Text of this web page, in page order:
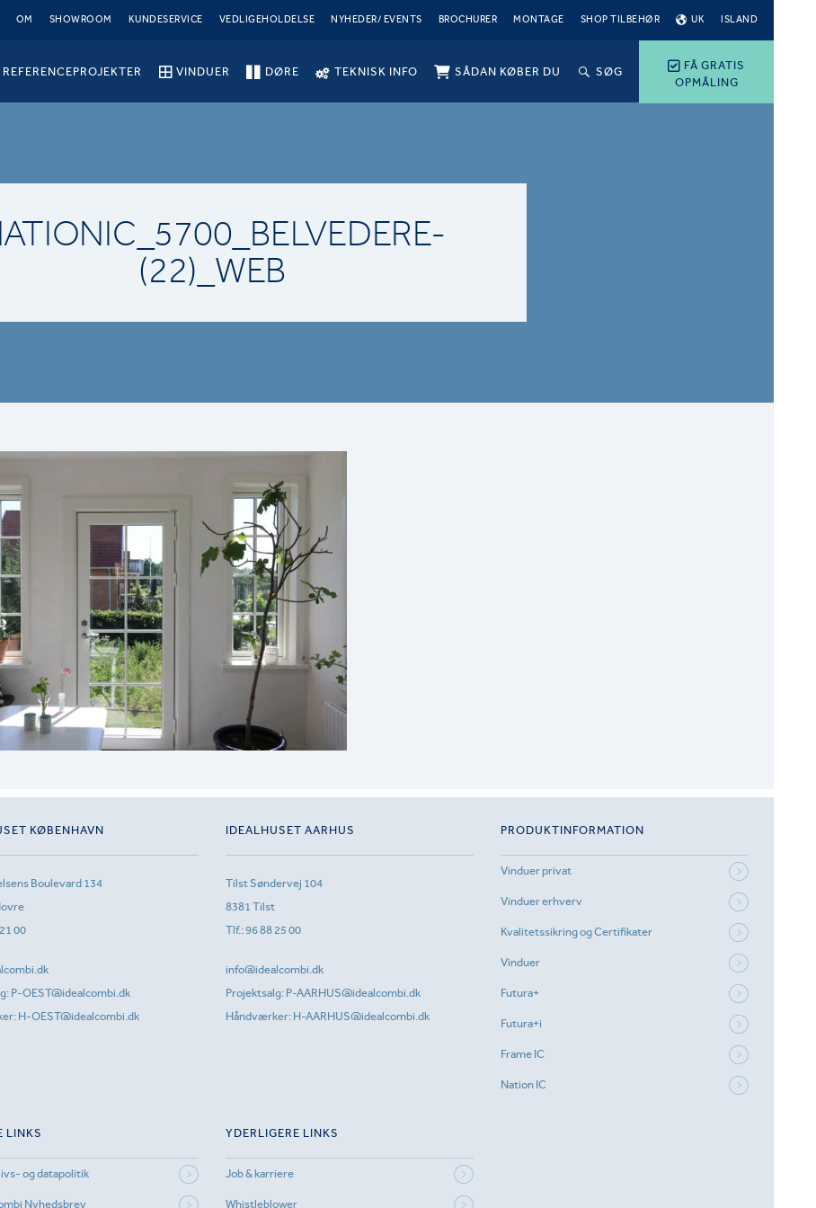
OM SHOWROOM KUNDESERVICE VEDLIGEHOLDELSE NYHEDER/ EVENTS BROCHURER MONTAGE SHOP TILBEHØR UK ISLAND
FÅ GRATIS
OPMÅLING
REFERENCEPROJEKTER VINDUER DØRE TEKNISK INFO SÅDAN KØBER DU SØG
(22)_WEB
KØBENHAVN
Boulevard 134
00
P-OEST@idealcombi.dk
H-OEST@idealcombi.dk
IDEALHUSET AARHUS
Tilst Søndervej 104
8381 Tilst
Tlf.:96 88 25 00
info@idealcombi.dk
Projektsalg: P-AARHUS@idealcombi.dk
Håndværker: H-AARHUS@idealcombi.dk
PRODUKTINFORMATION
Vinduer privat
Vinduer erhverv
Kvalitetssikring og Certifikater
Vinduer
Futura+
Futura+i
Frame IC
Nation IC
LINKS
og datapolitik
Nyhedsbrev
YDERLIGERE LINKS
Job & karriere
Whistleblower